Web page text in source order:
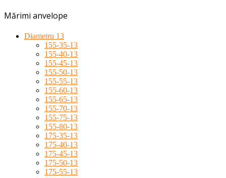
Mărimi anvelope
Diametru 13
155-35-13
155-40-13
155-45-13
155-50-13
155-55-13
155-60-13
155-65-13
155-70-13
155-75-13
155-80-13
175-35-13
175-40-13
175-45-13
175-50-13
175-55-13